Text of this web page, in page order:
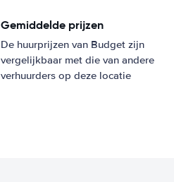
Gemiddelde prijzen
De huurprijzen van Budget zijn
vergelijkbaar met die van andere
verhuurders op deze locatie